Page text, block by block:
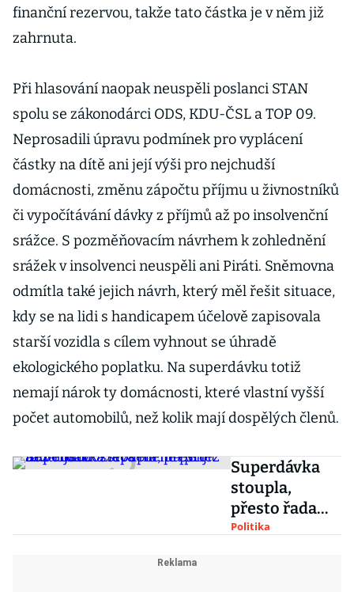
finanční rezervou, takže tato částka je v něm již
zahrnuta.
Při hlasování naopak neuspěli poslanci STAN
spolu se zákonodárci ODS, KDU-ČSL a TOP 09.
Neprosadili úpravu podmínek pro vyplácení
částky na dítě ani její výši pro nejchudší
domácnosti, změnu zápočtu příjmu u živnostníků
či vypočítávání dávky z příjmů až po insolvenční
srážce. S pozměňovacím návrhem k zohlednění
srážek v insolvenci neuspěli ani Piráti. Sněmovna
odmítla také jejich návrh, který měl řešit situace,
kdy se na lidi s handicapem účelově zapisovala
starší vozidla s cílem vyhnout se úhradě
ekologického poplatku. Na superdávku totiž
nemají nárok ty domácnosti, které vlastní vyšší
počet automobilů, než kolik mají dospělých členů.
Superdávka
stoupla,
přesto řada
lidí dostává
Politika